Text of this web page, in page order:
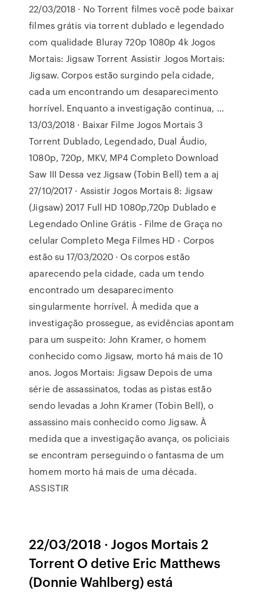
22/03/2018 · No Torrent filmes você pode baixar
filmes grátis via torrent dublado e legendado
com qualidade Bluray 720p 1080p 4k Jogos
Mortais: Jigsaw Torrent Assistir Jogos Mortais:
Jigsaw. Corpos estão surgindo pela cidade,
cada um encontrando um desaparecimento
horrível. Enquanto a investigação continua, …
13/03/2018 · Baixar Filme Jogos Mortais 3
Torrent Dublado, Legendado, Dual Áudio,
1080p, 720p, MKV, MP4 Completo Download
Saw III Dessa vez Jigsaw (Tobin Bell) tem a aj
27/10/2017 · Assistir Jogos Mortais 8: Jigsaw
(Jigsaw) 2017 Full HD 1080p,720p Dublado e
Legendado Online Grátis - Filme de Graça no
celular Completo Mega Filmes HD - Corpos
estão su 17/03/2020 · Os corpos estão
aparecendo pela cidade, cada um tendo
encontrado um desaparecimento
singularmente horrível. À medida que a
investigação prossegue, as evidências apontam
para um suspeito: John Kramer, o homem
conhecido como Jigsaw, morto há mais de 10
anos. Jogos Mortais: Jigsaw Depois de uma
série de assassinatos, todas as pistas estão
sendo levadas a John Kramer (Tobin Bell), o
assassino mais conhecido como Jigsaw. À
medida que a investigação avança, os policiais
se encontram perseguindo o fantasma de um
homem morto há mais de uma década.
ASSISTIR
22/03/2018 · Jogos Mortais 2
Torrent O detive Eric Matthews
(Donnie Wahlberg) está